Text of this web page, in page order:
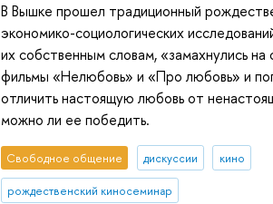
В Вышке прошел традиционный
экономико-социологических
их собственным словам, «замахнулись
фильмы «Нелюбовь» и «Про любовь» и
отличить настоящую любовь от
можно ли ее победить.
Свободное общение дискуссии кино
рождественский киносеминар